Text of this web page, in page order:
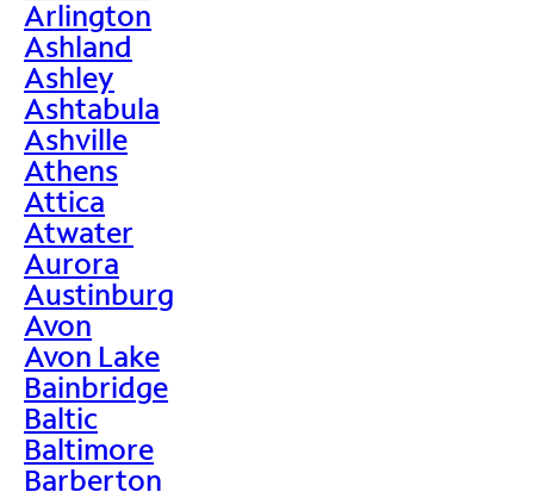
Arlington
Ashland
Ashley
Ashtabula
Ashville
Athens
Attica
Atwater
Aurora
Austinburg
Avon
Avon Lake
Bainbridge
Baltic
Baltimore
Barberton